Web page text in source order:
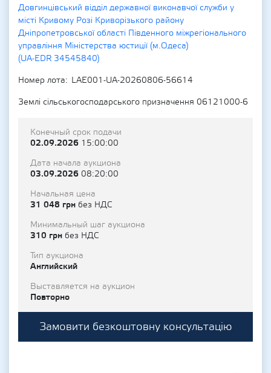
Довгинцівський відділ державної виконавчої служби у
місті Кривому Розі Криворізького району
Дніпропетровської області Південного міжрегіонального
управління Міністерства юстиції (м.Одеса)
(UA-EDR 34545840)
Номер лота
LAE001-UA-20260806-56614
Землі сільськогосподарського призначення 06121000-6
Конечный срок подачи
02.09.2026 15:00:00
Дата начала аукциона
03.09.2026 08:20:00
Начальная цена
31 048 грн без НДС
Минимальный шаг аукциона
310 грн без НДС
Тип аукциона
Английский
Выставляется на аукцион
Повторно
Замовити безкоштовну консультацію